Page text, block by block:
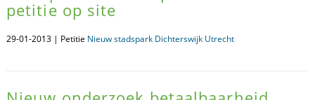
petitie op site
29-01-2013 | Petitie Nieuw stadspark Dichterswijk Utrecht